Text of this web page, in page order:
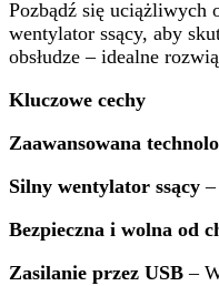
Pozbądź się uciążliwych
wentylator ssący, aby
obsłudze – idealne
Kluczowe cechy
Zaawansowana
Silny wentylator ssący –
Bezpieczna i wolna od
Zasilanie przez USB –